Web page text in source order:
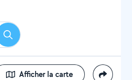
Rechercher
Afficher la carte